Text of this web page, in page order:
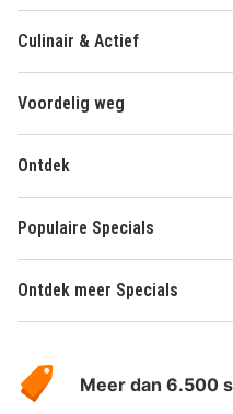
Culinair & Actief
Voordelig weg
Ontdek
Populaire Specials
Ontdek meer Specials
HotelSpecials
Meer dan 6.500